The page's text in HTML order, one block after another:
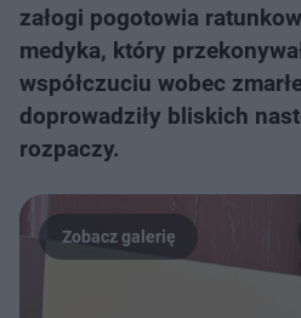
załogi pogotowia
medyka, który
współczuciu wobec
doprowadziły bliskich
rozpaczy.